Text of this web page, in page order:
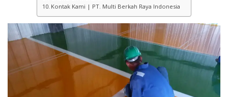
Kontak Kami | PT. Multi Berkah Raya Indonesia